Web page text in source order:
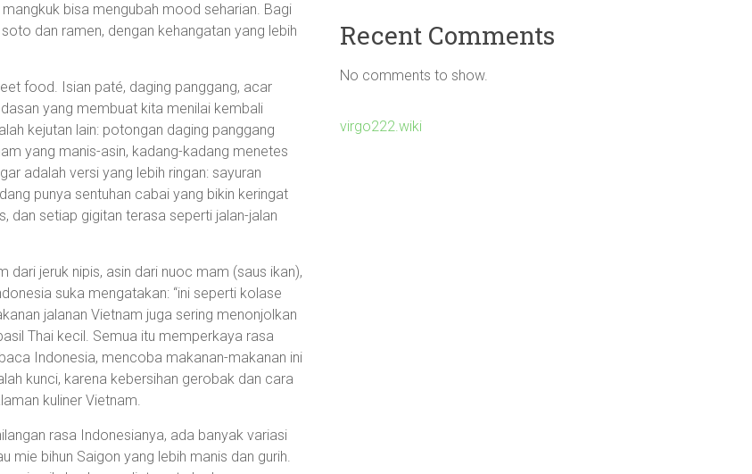
bisa mengubah mood seharian. Bagi
dan ramen, dengan kehangatan yang lebih
food. Isian paté, daging panggang, acar
yang membuat kita menilai kembali
kejutan lain: potongan daging panggang
yang manis-asin, kadang-kadang menetes
adalah versi yang lebih ringan: sayuran
punya sentuhan cabai yang bikin keringat
dan setiap gigitan terasa seperti jalan-jalan
jeruk nipis, asin dari nuoc mam (saus ikan),
suka mengatakan: “ini seperti kolase
jalanan Vietnam juga sering menonjolkan
Thai kecil. Semua itu memperkaya rasa
Indonesia, mencoba makanan-makanan ini
kunci, karena kebersihan gerobak dan cara
kuliner Vietnam.
rasa Indonesianya, ada banyak variasi
mie bihun Saigon yang lebih manis dan gurih.
Recent Comments
No comments to show.
virgo222.wiki